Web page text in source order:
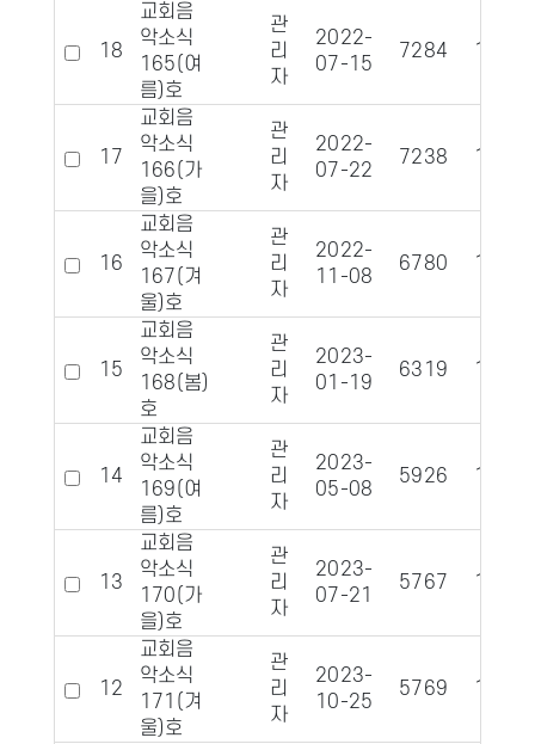
18
교회음
악소식
165(여
름)호
관
리
자
2022-
07-15
7284 1125
17
교회음
악소식
166(가
을)호
관
리
자
2022-
07-22
7238 1127
16
교회음
악소식
167(겨
울)호
관
리
자
2022-
11-08
6780 1061
15
교회음
악소식
168(봄)
호
관
리
자
2023-
01-19
6319 1101
14
교회음
악소식
169(여
름)호
관
리
자
2023-
05-08
5926 1080
13
교회음
악소식
170(가
을)호
관
리
자
2023-
07-21
5767 1053
12
교회음
악소식
171(겨
울)호
관
리
자
2023-
10-25
5769 1084